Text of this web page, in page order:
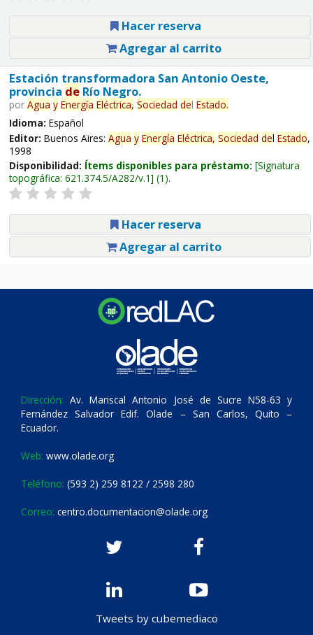
Hacer reserva
Agregar al carrito
Estación transformadora San Antonio Oeste,
provincia deRío Negro.
por Agua y Energía Eléctrica, Sociedad del Estado.
Idioma: Español
Editor: Buenos Aires: Agua y Energía Eléctrica, Sociedad del Estado,
1998
Disponibilidad: Ítems disponibles para préstamo: Signatura
topográfica: 621.374.5/A282/v.1 (1).
Hacer reserva
Agregar al carrito
Dirección: Av. Mariscal Antonio José de Sucre N58-63 y
Fernández Salvador Edif. Olade – San Carlos, Quito –
Ecuador.
Web: www.olade.org
Teléfono: (593 2) 259 8122 / 2598 280
Correo: centro.documentacion@olade.org
Tweets by cubemediaco